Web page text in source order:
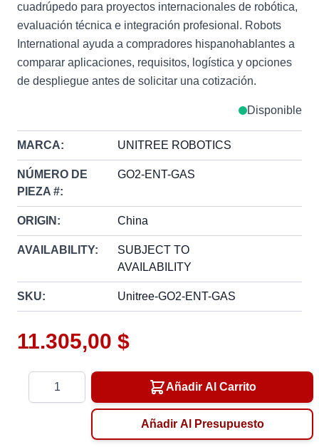
cuadrúpedo para proyectos internacionales de robótica,
evaluación técnica e integración profesional. Robots
International ayuda a compradores hispanohablantes a
comparar aplicaciones, requisitos, logística y opciones
de despliegue antes de solicitar una cotización.
Disponible
MARCA: UNITREE ROBOTICS
NÚMERO DE
PIEZA #:
GO2-ENT-GAS
ORIGIN: China
AVAILABILITY:
SUBJECT TO
AVAILABILITY
SKU: Unitree-GO2-ENT-GAS
11.305,00 $
Añadir Al Carrito
Añadir Al Presupuesto